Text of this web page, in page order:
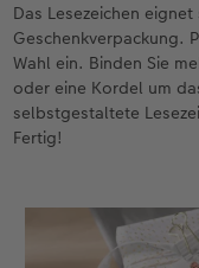
Das Lesezeichen
Geschenkverpackung.
Wahl ein. Binden Sie
oder eine Kordel um
selbstgestaltete
Fertig!